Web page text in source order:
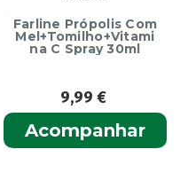
Farline Própolis Com
Mel+Tomilho+Vitami
na C Spray 30ml
9,99€
Acompanhar